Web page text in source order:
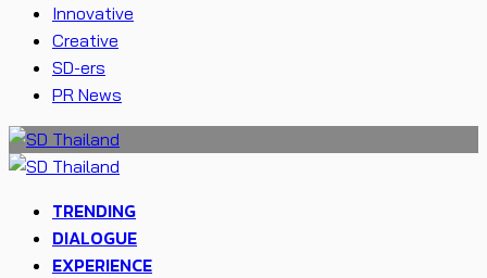
Innovative
Creative
SD-ers
PR News
TRENDING
DIALOGUE
EXPERIENCE